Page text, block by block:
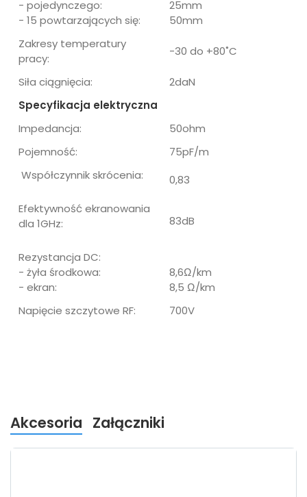
- pojedynczego:
- 15 powtarzających się:
25mm
50mm
Zakresy temperatury
pracy:
-30 do +80˚C
Siła ciągnięcia:
2daN
Specyfikacja elektryczna
Impedancja:
50ohm
Pojemność:
75pF/m
Współczynnik skrócenia:
0,83
Efektywność ekranowania
dla 1GHz:
83dB
Rezystancja DC:
- żyła środkowa:
- ekran:
8,6Ω/km
8,5 Ω/km
Napięcie szczytowe RF:
700V
Akcesoria Załączniki